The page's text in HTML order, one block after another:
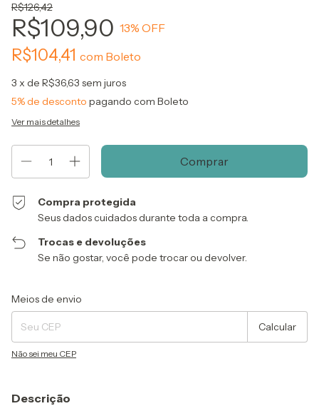
R$126,42
R$109,90 13% OFF
R$104,41 com Boleto
3 x de R$36,63 sem juros
5% de desconto pagando com Boleto
Ver mais detalhes
Compra protegida
Seus dados cuidados durante toda a compra.
Trocas e devoluções
Se não gostar, você pode trocar ou devolver.
Entregas para o CEP:
Meios de envio
Calcular
Não sei meu CEP
Descrição